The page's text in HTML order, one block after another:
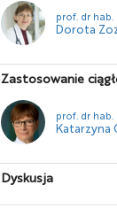
prof. dr hab.
Dorota
Zastosowanie
prof. dr hab.
Katarzyna
Dyskusja